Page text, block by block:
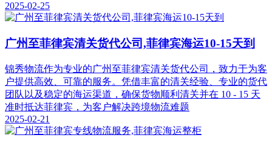
2025-02-25
广州至菲律宾清关货代公司,菲律宾海运10-15天到
锦秀物流作为专业的广州至菲律宾清关货代公司，致力于为客
户提供高效、可靠的服务。凭借丰富的清关经验、专业的货代
团队以及稳定的海运渠道，确保货物顺利清关并在 10 - 15 天
准时抵达菲律宾，为客户解决跨境物流难题
2025-02-21